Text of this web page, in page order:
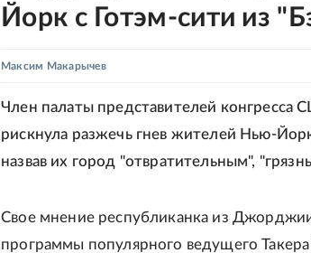
Йорк с Готэм-сити из
Максим Макарычев
Член палаты представителей
рискнула разжечь гнев жителей Нью-
назвав их город "отвратительным",
Свое мнение республиканка из
программы популярного ведущего